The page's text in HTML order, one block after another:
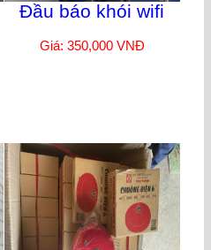
Đầu báo khói wifi
Giá: 350,000 VNĐ